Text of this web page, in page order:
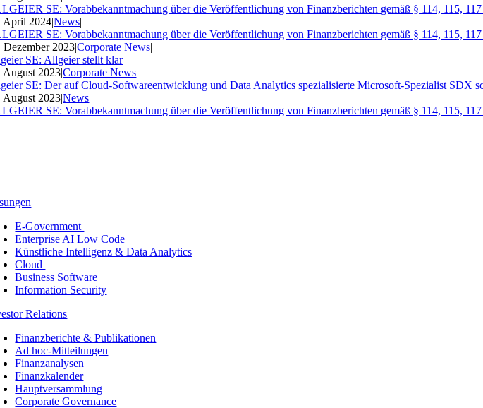
SE: Vorabbekanntmachung über die Veröffentlichung von Finanzberichten gemäß § 114, 115,
April 2024|News|
SE: Vorabbekanntmachung über die Veröffentlichung von Finanzberichten gemäß § 114, 115,
Dezember 2023|Corporate News|
SE: Allgeier stellt klar
August 2023|Corporate News|
SE: Der auf Cloud-Softwareentwicklung und Data Analytics spezialisierte Microsoft-Spezialist SDX
August 2023|News|
SE: Vorabbekanntmachung über die Veröffentlichung von Finanzberichten gemäß § 114, 115,
E-Government
Enterprise AI Low Code
Künstliche Intelligenz & Data Analytics
Cloud
Business Software
Information Security
Relations
Finanzberichte & Publikationen
Ad hoc-Mitteilungen
Finanzanalysen
Finanzkalender
Hauptversammlung
Corporate Governance